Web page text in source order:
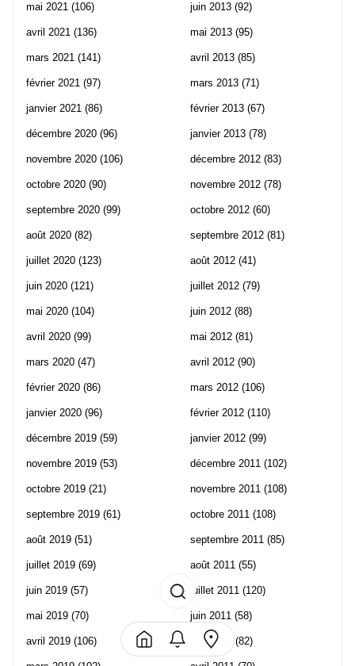
mai 2021 (106)
avril 2021 (136)
mars 2021 (141)
février 2021 (97)
janvier 2021 (86)
décembre 2020 (96)
novembre 2020 (106)
octobre 2020 (90)
septembre 2020 (99)
août 2020 (82)
juillet 2020 (123)
juin 2020 (121)
mai 2020 (104)
avril 2020 (99)
mars 2020 (47)
février 2020 (86)
janvier 2020 (96)
décembre 2019 (59)
novembre 2019 (53)
octobre 2019 (21)
septembre 2019 (61)
août 2019 (51)
juillet 2019 (69)
juin 2019 (57)
mai 2019 (70)
avril 2019 (106)
juin 2013 (92)
mai 2013 (95)
avril 2013 (85)
mars 2013 (71)
février 2013 (67)
janvier 2013 (78)
décembre 2012 (83)
novembre 2012 (78)
octobre 2012 (60)
septembre 2012 (81)
août 2012 (41)
juillet 2012 (79)
juin 2012 (88)
mai 2012 (81)
avril 2012 (90)
mars 2012 (106)
février 2012 (110)
janvier 2012 (99)
décembre 2011 (102)
novembre 2011 (108)
octobre 2011 (108)
septembre 2011 (85)
août 2011 (55)
juillet 2011 (120)
juin 2011 (58)
mai 2011 (82)